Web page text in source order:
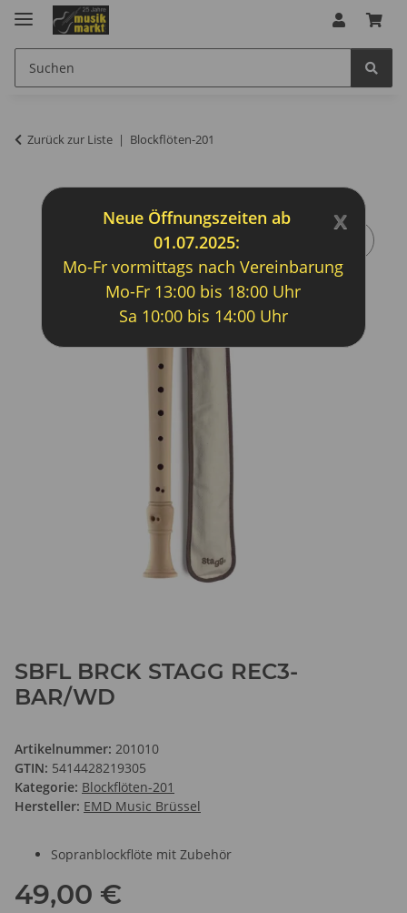
Zurück zur Liste Blockflöten-201
SBFL BRCK STAGG REC3-
BAR/WD
Artikelnummer: 201010
GTIN: 5414428219305
Kategorie: Blockflöten-201
Hersteller: EMD Music Brüssel
Sopranblockflöte mit Zubehör
49,00 €
x
Neue Öffnungszeiten ab
01.07.2025:
Mo-Fr vormittags nach Vereinbarung
Mo-Fr 13:00 bis 18:00 Uhr
Sa 10:00 bis 14:00 Uhr